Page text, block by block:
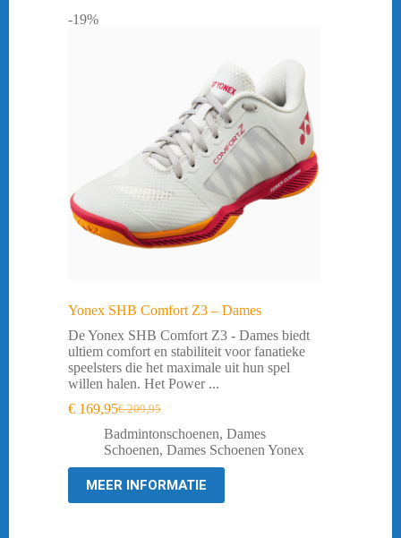
-19%
Yonex SHB Comfort Z3 – Dames
De Yonex SHB Comfort Z3 - Dames biedt
ultiem comfort en stabiliteit voor fanatieke
speelsters die het maximale uit hun spel
willen halen. Het Power ...
€209,95
Oorspronkelijke
prijs
was:
€ 209,95.
€ 169,95Huidige
prijs
is:
€ 169,95.
Badmintonschoenen, Dames
Schoenen, Dames Schoenen Yonex
MEER INFORMATIE